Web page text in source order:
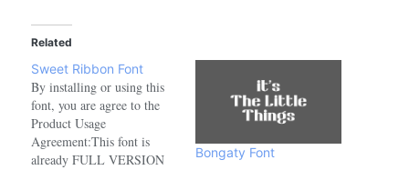
Related
Sweet Ribbon Font
By installing or using this
font, you are agree to the
Product Usage
Agreement:This font is
already FULL VERSION
Bongaty Font